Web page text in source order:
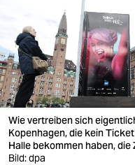
wahrheit
verlag
verlag
veranstaltungen
shop
fragen & hilfe
Wie vertreiben sich
Kopenhagen, die kein
Halle bekommen haben, die
Bild: dpa